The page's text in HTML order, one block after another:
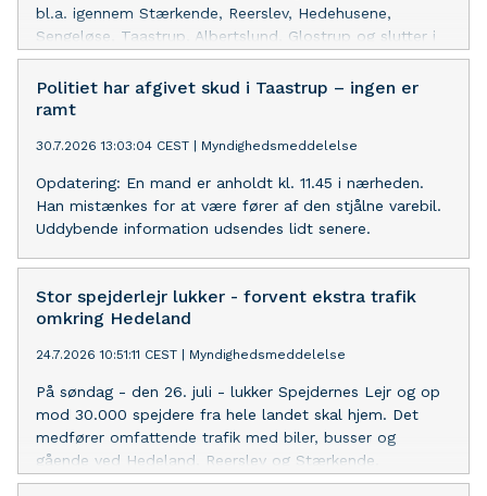
bl.a. igennem Stærkende, Reerslev, Hedehusene,
Sengeløse, Taastrup, Albertslund, Glostrup og slutter i
Rødovre. Forvent lokale afspærringer før og under
feltets passage. Planlæg din kørsel, afsæt ekstra
rejsetid, og vælg evt. alternative rute. Rute og
5/ Særligt for Rødovre: kortlink.dk/rk/2uvc4 Info fra
Politiet har afgivet skud i Taastrup – ingen er
ramt
30.7.2026 13:03:04 CEST Myndighedsmeddelelse
Opdatering: En mand er anholdt kl. 11.45 i nærheden.
Han mistænkes for at være fører af den stjålne varebil.
Uddybende information udsendes lidt senere.
Stor spejderlejr lukker - forvent ekstra trafik
omkring Hedeland
24.7.2026 10:51:11 CEST Myndighedsmeddelelse
På søndag - den 26. juli - lukker Spejdernes Lejr og op
mod 30.000 spejdere fra hele landet skal hjem. Det
medfører omfattende trafik med biler, busser og
gående ved Hedeland, Reerslev og Stærkende.
Brandhøjgårdsvej, Tingstedvej og Thorsbrovej ved